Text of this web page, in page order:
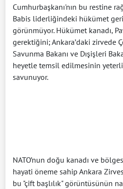
Cumhurbaşkanı'nın bu restine
Babis liderliğindeki hükümet
görünmüyor. Hükümet kanadı,
gerektiğini; Ankara’daki zirvede
Savunma Bakanı ve Dışişleri
heyetle temsil edilmesinin
savunuyor.
NATO’nun doğu kanadı ve
hayati öneme sahip Ankara
bu "çift başlılık" görüntüsünün